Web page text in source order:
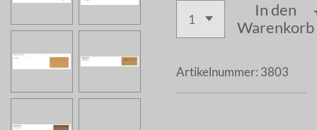
In den
Warenkorb
Artikelnummer: 3803